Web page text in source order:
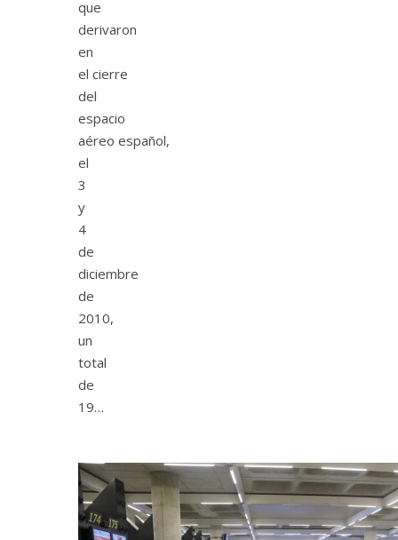
que
derivaron
en
el cierre
del
espacio
aéreo español,
el
3
y
4
de
diciembre
de
2010,
un
total
de
19…